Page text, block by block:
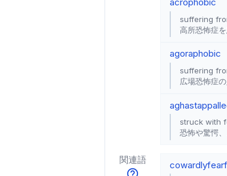
suffering
高所恐怖症
agoraphobic
suffering
広場恐怖症
aghast
struck with
恐怖や驚愕
関連語 cowardly